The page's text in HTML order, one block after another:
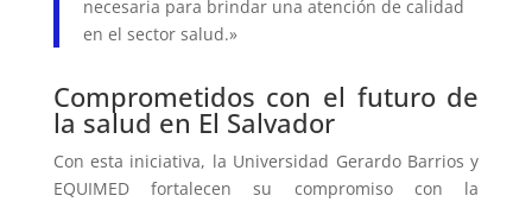
necesaria para brindar una atención de calidad
en el sector salud.»
Comprometidos con el futuro de
la salud en El Salvador
Con esta iniciativa, la Universidad Gerardo Barrios y
EQUIMED fortalecen su compromiso con la